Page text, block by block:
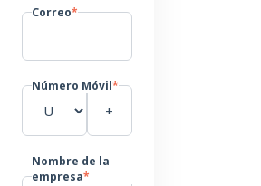
Correo*
Número Móvil*
Nombre de la
empresa*